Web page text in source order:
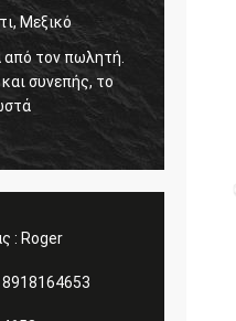
Μεξικό
από τον πωλητή.
συνεπής, το
: Roger